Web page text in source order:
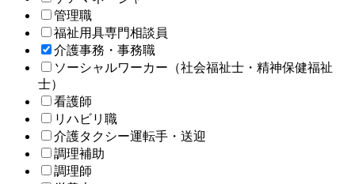
管理職
福祉用具専門相談員
介護事務・事務職
ソーシャルワーカー（社会福祉士・精神保健福祉
士）
看護師
リハビリ職
介護タクシー運転手・送迎
調理補助
調理師